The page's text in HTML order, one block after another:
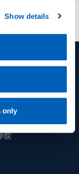
Gefran - Cookie
at the following
Show details
only
院